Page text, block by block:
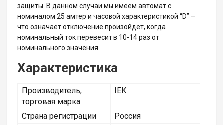
защиты. В данном случаи мы имеем автомат с
номиналом 25 амтер и часовой характеристикой “D” –
что означает отключение произойдет, когда
номинальный ток перевесит в 10-14 раз от
номинального значения.
Характеристика
Производитель,
торговая марка
ІЕК
Страна регистрации
Россия